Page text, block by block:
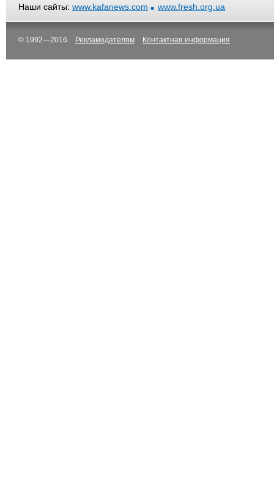
Наши сайты: www.kafanews.com www.fresh.org.ua
© 1992—2016 Рекламодателям Контактная информация